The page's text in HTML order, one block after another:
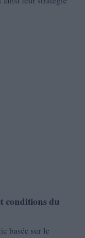
conditions du
basée sur le